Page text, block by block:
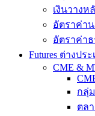
เงินวางห
อัตราค่า
อัตราค่า
Futures ต่างประ
CME &
กลุ่
ตล